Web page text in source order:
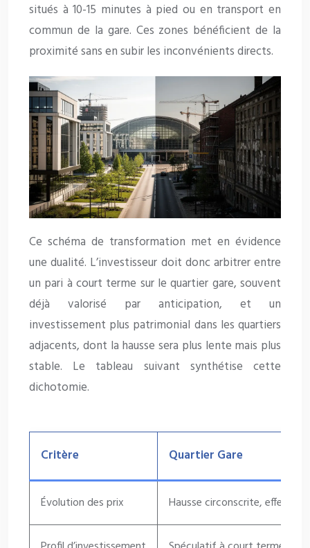
situés à 10-15 minutes à pied ou en transport en
commun de la gare. Ces zones bénéficient de la
proximité sans en subir les inconvénients directs.
Ce schéma de transformation met en évidence
une dualité. L’investisseur doit donc arbitrer entre
un pari à court terme sur le quartier gare, souvent
déjà valorisé par anticipation, et un
investissement plus patrimonial dans les quartiers
adjacents, dont la hausse sera plus lente mais plus
stable. Le tableau suivant synthétise cette
dichotomie.
Critère Quartier Gare
Évolution des prix Hausse circonscrite, effet